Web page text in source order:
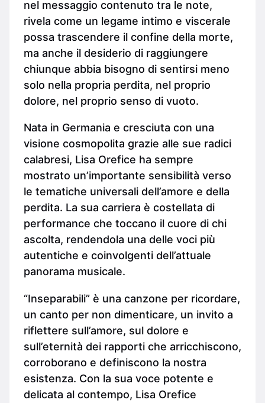
nel messaggio contenuto tra le note,
rivela come un legame intimo e viscerale
possa trascendere il confine della morte,
ma anche il desiderio di raggiungere
chiunque abbia bisogno di sentirsi meno
solo nella propria perdita, nel proprio
dolore, nel proprio senso di vuoto.
Nata in Germania e cresciuta con una
visione cosmopolita grazie alle sue radici
calabresi, Lisa Orefice ha sempre
mostrato un’importante sensibilità verso
le tematiche universali dell’amore e della
perdita. La sua carriera è costellata di
performance che toccano il cuore di chi
ascolta, rendendola una delle voci più
autentiche e coinvolgenti dell’attuale
panorama musicale.
“Inseparabili” è una canzone per ricordare,
un canto per non dimenticare, un invito a
riflettere sull’amore, sul dolore e
sull’eternità dei rapporti che arricchiscono,
corroborano e definiscono la nostra
esistenza. Con la sua voce potente e
delicata al contempo, Lisa Orefice